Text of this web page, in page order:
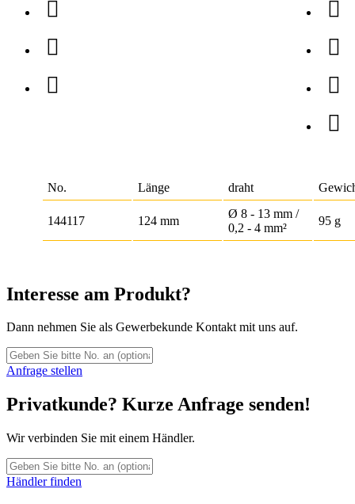
No. Länge draht
144117 124 mm
Ø 8 - 13 mm /
0,2 - 4 mm²
95 g
Interesse am Produkt?
Dann nehmen Sie als Gewerbekunde Kontakt mit uns auf.
Anfrage stellen
Privatkunde? Kurze Anfrage senden!
Wir verbinden Sie mit einem Händler.
Händler finden